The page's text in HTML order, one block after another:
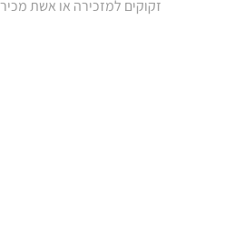
זקוקים למזכירה או אשת